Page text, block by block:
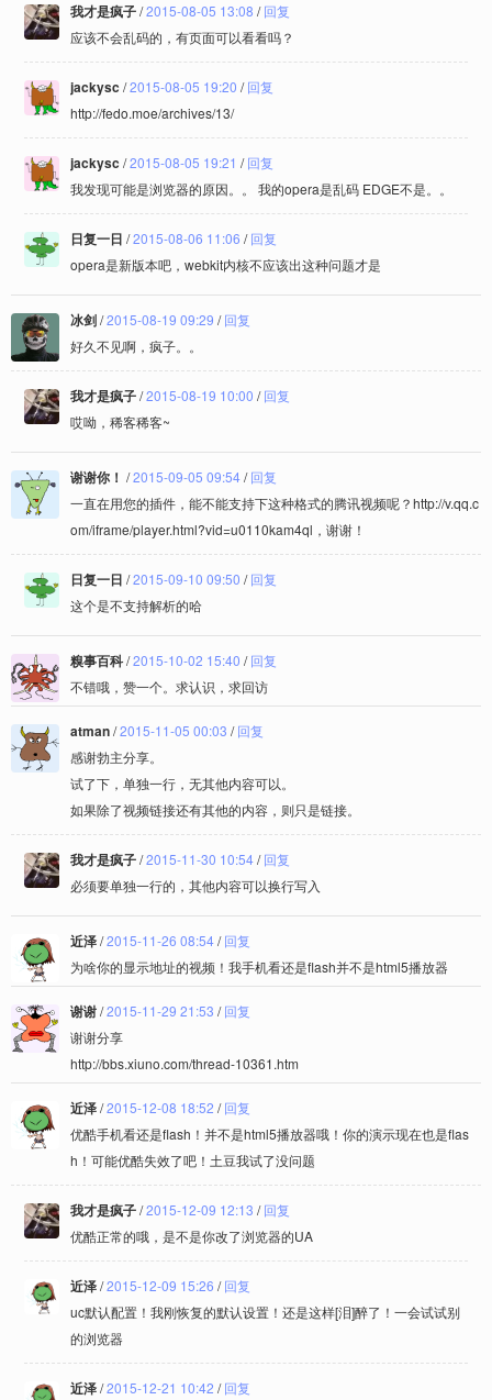
我才是疯子/2015-08-05 13:08 /回复
应该不会乱码的，有页面可以看看吗？
jackysc /2015-08-05 19:20 /回复
http://fedo.moe/archives/13/
jackysc /2015-08-05 19:21 /回复
我发现可能是浏览器的原因。。 我的opera是乱码 EDGE不是。。
日复一日 /2015-08-06 11:06 /回复
opera是新版本吧，webkit内核不应该出这种问题才是
冰剑/2015-08-19 09:29 /回复
好久不见啊，疯子。。
我才是疯子/2015-08-19 10:00 /回复
哎呦，稀客稀客~
谢谢你！ /2015-09-05 09:54/回复
一直在用您的插件，能不能支持下这种格式的腾讯视频呢？http://v.qq.c
om/iframe/player.html?vid=u0110kam4ql，谢谢！
日复一日 /2015-09-10 09:50 /回复
这个是不支持解析的哈
糗事百科/2015-10-02 15:40 /回复
不错哦，赞一个。求认识，求回访
atman/2015-11-05 00:03 /回复
感谢勃主分享。
试了下，单独一行，无其他内容可以。
如果除了视频链接还有其他的内容，则只是链接。
我才是疯子/2015-11-30 10:54/回复
必须要单独一行的，其他内容可以换行写入
近泽/2015-11-26 08:54/回复
为啥你的显示地址的视频！我手机看还是flash并不是html5播放器
谢谢/2015-11-29 21:53 /回复
谢谢分享
http://bbs.xiuno.com/thread-10361.htm
近泽/2015-12-08 18:52 /回复
优酷手机看还是flash！并不是html5播放器哦！你的演示现在也是flas
h！可能优酷失效了吧！土豆我试了没问题
我才是疯子/2015-12-09 12:13 /回复
优酷正常的哦，是不是你改了浏览器的UA
近泽/2015-12-09 15:26 /回复
uc默认配置！我刚恢复的默认设置！还是这样[泪]醉了！一会试试别
的浏览器
近泽/2015-12-21 10:42 /回复